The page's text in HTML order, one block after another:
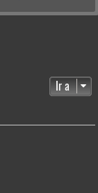
Ir a